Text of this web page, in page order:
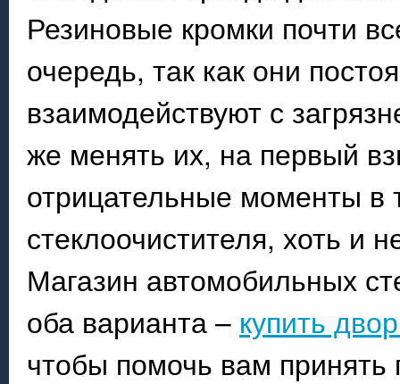
Резиновые кромки почти
очередь, так как они
взаимодействуют с
же менять их, на первый
отрицательные моменты в
стеклоочистителя, хоть и
Магазин автомобильных
оба варианта – купить
чтобы помочь вам